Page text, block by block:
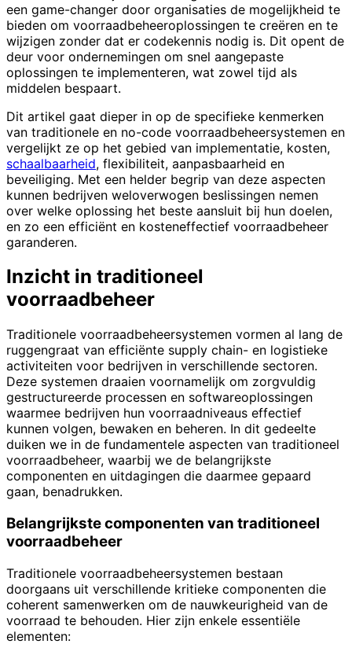
een game-changer door organisaties de mogelijkheid te
bieden om voorraadbeheeroplossingen te creëren en te
wijzigen zonder dat er codekennis nodig is. Dit opent de
deur voor ondernemingen om snel aangepaste
oplossingen te implementeren, wat zowel tijd als
middelen bespaart.
Dit artikel gaat dieper in op de specifieke kenmerken
van traditionele en no-code voorraadbeheersystemen en
vergelijkt ze op het gebied van implementatie, kosten,
schaalbaarheid, flexibiliteit, aanpasbaarheid en
beveiliging. Met een helder begrip van deze aspecten
kunnen bedrijven weloverwogen beslissingen nemen
over welke oplossing het beste aansluit bij hun doelen,
en zo een efficiënt en kosteneffectief voorraadbeheer
garanderen.
Inzicht in traditioneel
voorraadbeheer
Traditionele voorraadbeheersystemen vormen al lang de
ruggengraat van efficiënte supply chain- en logistieke
activiteiten voor bedrijven in verschillende sectoren.
Deze systemen draaien voornamelijk om zorgvuldig
gestructureerde processen en softwareoplossingen
waarmee bedrijven hun voorraadniveaus effectief
kunnen volgen, bewaken en beheren. In dit gedeelte
duiken we in de fundamentele aspecten van traditioneel
voorraadbeheer, waarbij we de belangrijkste
componenten en uitdagingen die daarmee gepaard
gaan, benadrukken.
Belangrijkste componenten van traditioneel
voorraadbeheer
Traditionele voorraadbeheersystemen bestaan
doorgaans uit verschillende kritieke componenten die
coherent samenwerken om de nauwkeurigheid van de
voorraad te behouden. Hier zijn enkele essentiële
elementen: